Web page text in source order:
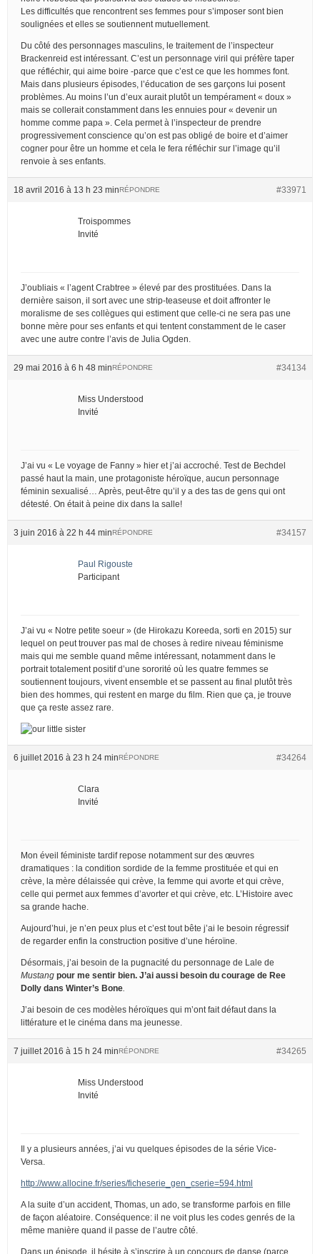
Les difficultés que rencontrent ses femmes pour s’imposer sont bien
soulignées et elles se soutiennent mutuellement.
Du côté des personnages masculins, le traitement de l’inspecteur
Brackenreid est intéressant. C’est un personnage viril qui préfère taper
que réfléchir, qui aime boire -parce que c’est ce que les hommes font.
Mais dans plusieurs épisodes, l’éducation de ses garçons lui posent
problèmes. Au moins l’un d’eux aurait plutôt un tempérament « doux »
mais se collerait constamment dans les ennuies pour « devenir un
homme comme papa ». Cela permet à l’inspecteur de prendre
progressivement conscience qu’on est pas obligé de boire et d’aimer
cogner pour être un homme et cela le fera réfléchir sur l’image qu’il
renvoie à ses enfants.
18 avril 2016 à 13 h 23 min #33971
RÉPONDRE
Troispommes
Invité
J’oubliais « l’agent Crabtree » élevé par des prostituées. Dans la
dernière saison, il sort avec une strip-teaseuse et doit affronter le
moralisme de ses collègues qui estiment que celle-ci ne sera pas une
bonne mère pour ses enfants et qui tentent constamment de le caser
avec une autre contre l’avis de Julia Ogden.
29 mai 2016 à 6 h 48 min #34134
RÉPONDRE
Miss Understood
Invité
J’ai vu « Le voyage de Fanny » hier et j’ai accroché. Test de Bechdel
passé haut la main, une protagoniste héroïque, aucun personnage
féminin sexualisé… Après, peut-être qu’il y a des tas de gens qui ont
détesté. On était à peine dix dans la salle!
3 juin 2016 à 22 h 44 min #34157
RÉPONDRE
Paul Rigouste
Participant
J’ai vu « Notre petite soeur » (de Hirokazu Koreeda, sorti en 2015) sur
lequel on peut trouver pas mal de choses à redire niveau féminisme
mais qui me semble quand même intéressant, notamment dans le
portrait totalement positif d’une sororité où les quatre femmes se
soutiennent toujours, vivent ensemble et se passent au final plutôt très
bien des hommes, qui restent en marge du film. Rien que ça, je trouve
que ça reste assez rare.
6 juillet 2016 à 23 h 24 min #34264
RÉPONDRE
Clara
Invité
Mon éveil féministe tardif repose notamment sur des œuvres
dramatiques : la condition sordide de la femme prostituée et qui en
crève, la mère délaissée qui crève, la femme qui avorte et qui crève,
celle qui permet aux femmes d’avorter et qui crève, etc. L’Histoire avec
sa grande hache.
Aujourd’hui, je n’en peux plus et c’est tout bête j’ai le besoin régressif
de regarder enfin la construction positive d’une héroïne.
Désormais, j’ai besoin de la pugnacité du personnage de Lale de
Mustang pour me sentir bien. J’ai aussi besoin du courage de Ree
Dolly dans Winter’s Bone
J’ai besoin de ces modèles héroïques qui m’ont fait défaut dans la
littérature et le cinéma dans ma jeunesse.
7 juillet 2016 à 15 h 24 min #34265
RÉPONDRE
Miss Understood
Invité
Il y a plusieurs années, j’ai vu quelques épisodes de la série Vice-
Versa.
http://www.allocine.fr/series/ficheserie_gen_cserie=594.html
A la suite d’un accident, Thomas, un ado, se transforme parfois en fille
de façon aléatoire. Conséquence: il ne voit plus les codes genrés de la
même manière quand il passe de l’autre côté.
Dans un épisode, il hésite à s’inscrire à un concours de danse (parce